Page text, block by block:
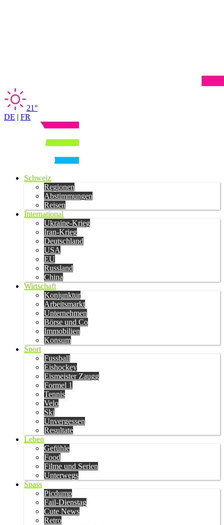
21°
DE | FR
Schweiz
Regionen
Abstimmungen
Reisen
International
Ukraine-Krieg
Iran-Krieg
Deutschland
USA
EU
Russland
China
Wirtschaft
Konjunktur
Arbeitsmarkt
Unternehmen
Börse und Co
Immobilien
Konsum
Sport
Fussball
Eishockey
Eismeister Zaugg
Formel 1
Tennis
Velo
Ski
Unvergessen
Resultate
Leben
Gefühle
Food
Filme und Serien
Unterwegs
Spass
Picdump
Fail-Dienstag
Cute News
Retro